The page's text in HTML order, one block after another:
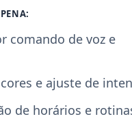
comando de voz e
e ajuste de
de horários e